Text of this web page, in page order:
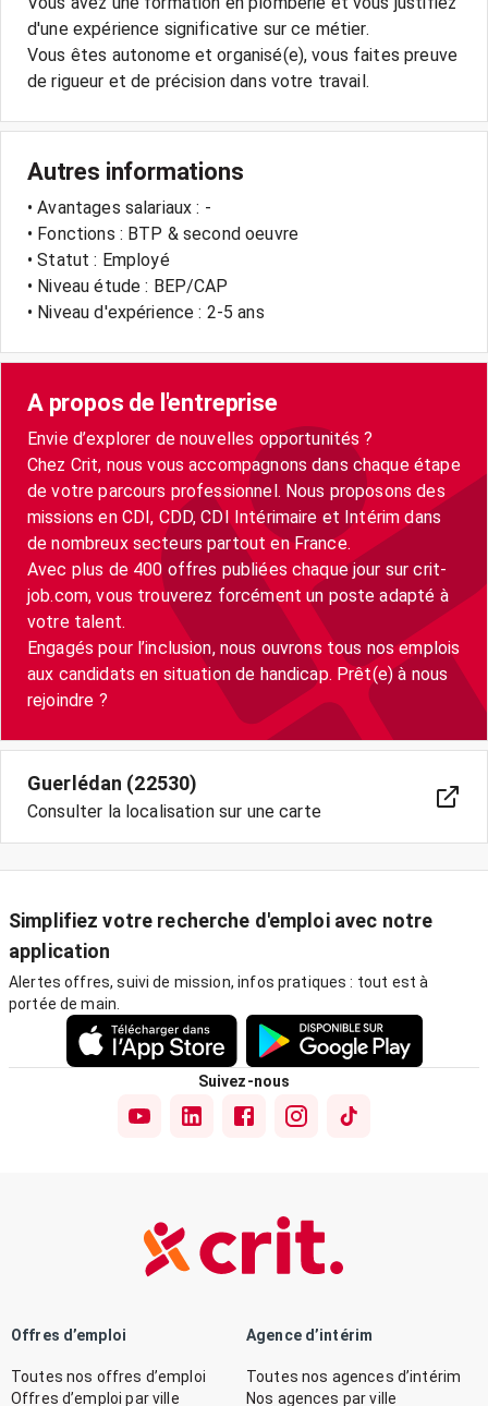
d'une expérience significative sur ce métier.
Vous êtes autonome et organisé(e), vous faites preuve
de rigueur et de précision dans votre travail.
Autres informations
• Avantages salariaux : -
• Fonctions : BTP & second oeuvre
• Statut : Employé
• Niveau étude : BEP/CAP
• Niveau d'expérience : 2-5 ans
A propos de l'entreprise
Envie d’explorer de nouvelles opportunités ?
Chez Crit, nous vous accompagnons dans chaque étape
de votre parcours professionnel. Nous proposons des
missions en CDI, CDD, CDI Intérimaire et Intérim dans
de nombreux secteurs partout en France.
Avec plus de 400 offres publiées chaque jour sur crit-
job.com, vous trouverez forcément un poste adapté à
votre talent.
Engagés pour l’inclusion, nous ouvrons tous nos emplois
aux candidats en situation de handicap. Prêt(e) à nous
rejoindre ?
Guerlédan (22530)
Consulter la localisation sur une carte
Simplifiez votre recherche d'emploi avec notre
application
Alertes offres, suivi de mission, infos pratiques : tout est à
portée de main.
Suivez-nous
Offres d’emploi
Toutes nos offres d’emploi
Offres d’emploi par ville
Agence d’intérim
Toutes nos agences d’intérim
Nos agences par ville